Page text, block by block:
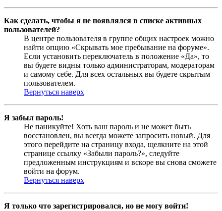
Как сделать, чтобы я не появлялся в списке активных
пользователей?
В центре пользователя в группе общих настроек можно
найти опцию «Скрывать мое пребывание на форуме».
Если установить переключатель в положение «Да», то
вы будете видны только администраторам, модераторам
и самому себе. Для всех остальных вы будете скрытым
пользователем.
Вернуться наверх
Я забыл пароль!
Не паникуйте! Хоть ваш пароль и не может быть
восстановлен, вы всегда можете запросить новый. Для
этого перейдите на страницу входа, щелкните на этой
странице ссылку «Забыли пароль?», следуйте
предложенным инструкциям и вскоре вы снова сможете
войти на форум.
Вернуться наверх
Я только что зарегистрировался, но не могу войти!